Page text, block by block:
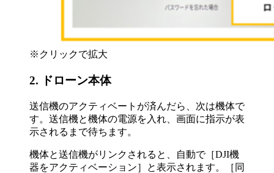
※クリックで拡大
2. ドローン本体
送信機のアクティベートが済んだら、次は機体で
す。送信機と機体の電源を入れ、画面に指示が表
示されるまで待ちます。
機体と送信機がリンクされると、自動で［DJI機
器をアクティベーション］と表示されます。［同